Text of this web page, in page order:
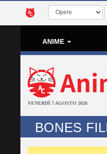
ANIME
VENERDÌ 7 AGOSTO 2026
BONES